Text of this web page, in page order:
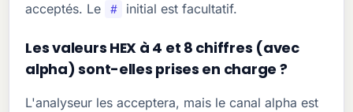
acceptés. Le
# initial est facultatif.
Les valeurs HEX à 4 et 8 chiffres (avec
alpha) sont-elles prises en charge ?
L'analyseur les acceptera, mais le canal alpha est